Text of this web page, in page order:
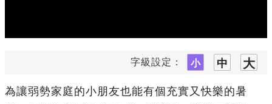
字級設定：
為讓弱勢家庭的小朋友也能有個充實又快樂的暑